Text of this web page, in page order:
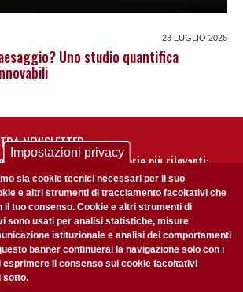
23 LUGLIO 2026
Uno studio quantifica
NEWSLETTER
per te nostre storie più rilevanti:
della nostra newsletter
Policy
Impostazioni privacy
sia cookie tecnici necessari per il suo
e altri strumenti di tracciamento facoltativi che
il tuo consenso. Cookie e altri strumenti di
sono usati per analisi statistiche, misure
istituzionale e analisi dei comportamenti
banner continuerai la navigazione solo con i
esprimere il consenso sui cookie facoltativi
sotto.